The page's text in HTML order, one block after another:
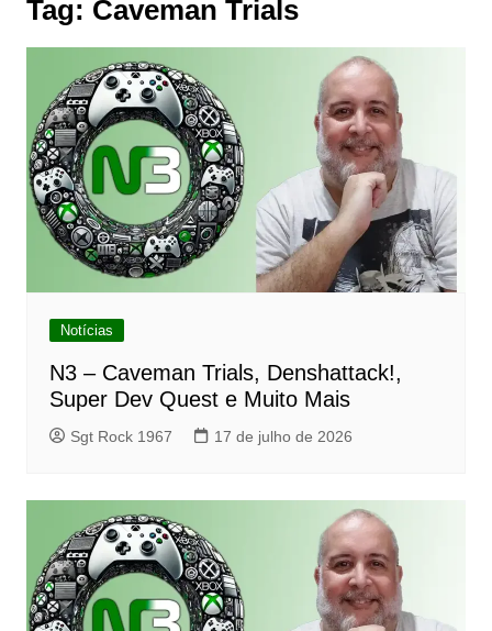
Tag: Caveman Trials
Notícias
N3 – Caveman Trials, Denshattack!,
Super Dev Quest e Muito Mais
Sgt Rock 1967 17 de julho de 2026